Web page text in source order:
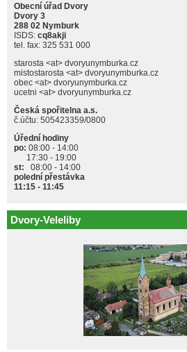
Obecní úřad Dvory
Dvory 3
288 02 Nymburk
ISDS: cq8akji
tel. fax: 325 531 000
starosta <at> dvoryunymburka.cz
mistostarosta <at> dvoryunymburka.cz
obec <at> dvoryunymburka.cz
ucetni <at> dvoryunymburka.cz
Česká spořitelna a.s.
č.účtu: 505423359/0800
Úřední hodiny
po: 08:00 - 14:00
17:30 - 19:00
st: 08:00 - 14:00
polední přestávka
11:15 - 11:45
Dvory-Veleliby